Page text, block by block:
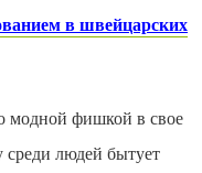
в швейцарских
модной фишкой в свое
среди людей бытует